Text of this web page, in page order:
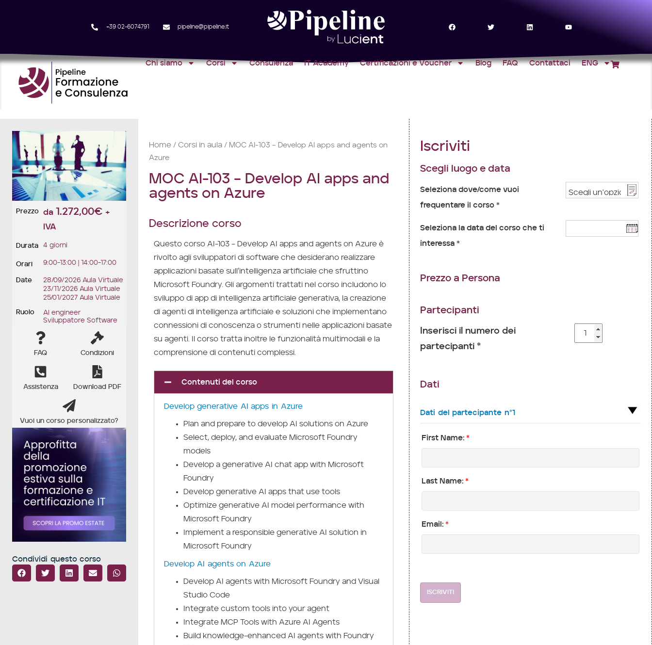
+39 02-6074791 pipeline@pipeline.it
Chi siamo Corsi Consulenza IT Academy Certificazioni e Voucher Blog FAQ Contattaci ENG
Prezzo da 1.272,00€ +
IVA
Durata 4 giorni
Orari 9:00-13:00 | 14:00-17:00
Date
28/09/2026 Aula Virtuale
23/11/2026 Aula Virtuale
25/01/2027 Aula Virtuale
Ruolo
AI engineer
Sviluppatore Software
FAQ Condizioni
Assistenza Download PDF
Vuoi un corso personalizzato?
Condividi questo corso
Home/ Corsi in aula/ MOC AI-103 – Develop AI apps and agents on
Azure
MOC AI-103 – Develop AI apps and
agents on Azure
Descrizione corso
Questo corso AI-103 – Develop AI apps and agents on Azure è
rivolto agli sviluppatori di software che desiderano realizzare
applicazioni basate sull’intelligenza artificiale che sfruttino
Microsoft Foundry. Gli argomenti trattati nel corso includono lo
sviluppo di app di intelligenza artificiale generativa, la creazione
di agenti di intelligenza artificiale e soluzioni che implementano
connessioni di conoscenza o strumenti nelle applicazioni basate
su agenti. Il corso tratta inoltre le funzionalità multimodali e la
comprensione di contenuti complessi.
Contenuti del corso
Develop generative AI apps in Azure
Plan and prepare to develop AI solutions on Azure
Select, deploy, and evaluate Microsoft Foundry
models
Develop a generative AI chat app with Microsoft
Foundry
Develop generative AI apps that use tools
Optimize generative AI model performance with
Microsoft Foundry
Implement a responsible generative AI solution in
Microsoft Foundry
Develop AI agents on Azure
Develop AI agents with Microsoft Foundry and Visual
Studio Code
Integrate custom tools into your agent
Integrate MCP Tools with Azure AI Agents
Build knowledge-enhanced AI agents with Foundry
Iscriviti
Scegli luogo e data
Seleziona dove/come vuoi
frequentare il corso *
Seleziona la data del corso che ti
interessa *
Prezzo a Persona
Partecipanti
Inserisci il numero dei
partecipanti *
Dati
Dati del partecipante n°1
First Name: *
Last Name: *
Email: *
ISCRIVITI